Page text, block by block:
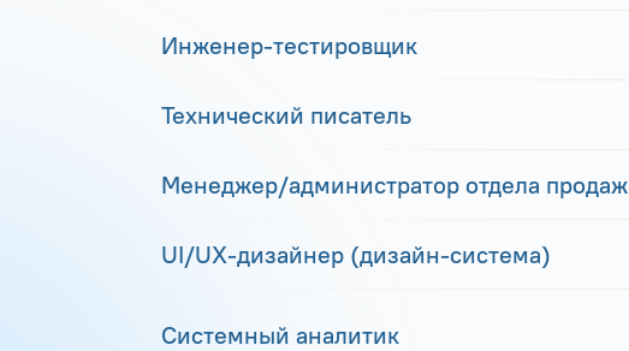
Инженер-тестировщик
Технический писатель
Менеджер/администратор отдела продаж
UI/UX-дизайнер (дизайн-система)
Системный аналитик